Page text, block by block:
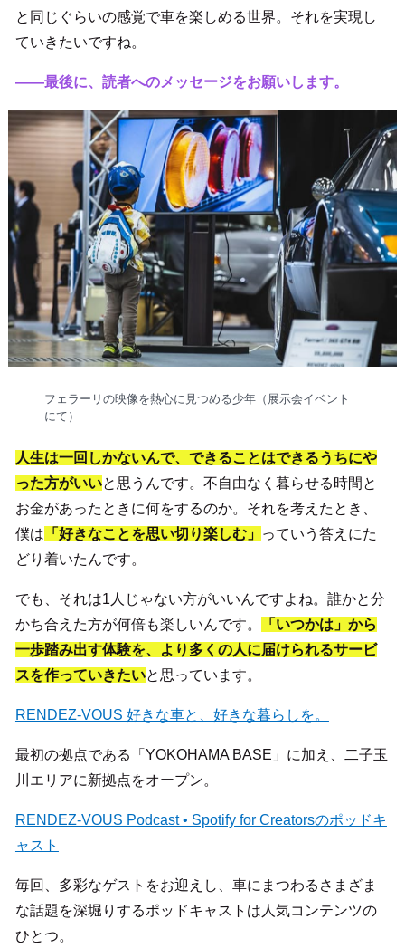
と同じぐらいの感覚で車を楽しめる世界。それを実現し
ていきたいですね。
――最後に、読者へのメッセージをお願いします。
フェラーリの映像を熱心に見つめる少年（展示会イベント
にて）
人生は一回しかないんで、できることはできるうちにや
った方がいいと思うんです。不自由なく暮らせる時間と
お金があったときに何をするのか。それを考えたとき、
僕は 「好きなことを思い切り楽しむ」 っていう答えにた
どり着いたんです。
でも、それは1人じゃない方がいいんですよね。誰かと分
かち合えた方が何倍も楽しいんです。
「いつかは」から
一歩踏み出す体験を、より多くの人に届けられるサービ
スを作っていきたいと思っています。
RENDEZ-VOUS 好きな車と、好きな暮らしを。
最初の拠点である「YOKOHAMA BASE」に加え、二子玉
川エリアに新拠点をオープン。
RENDEZ-VOUS Podcast • Spotify for Creatorsのポッドキ
ャスト
毎回、多彩なゲストをお迎えし、車にまつわるさまざま
な話題を深堀りするポッドキャストは人気コンテンツの
ひとつ。